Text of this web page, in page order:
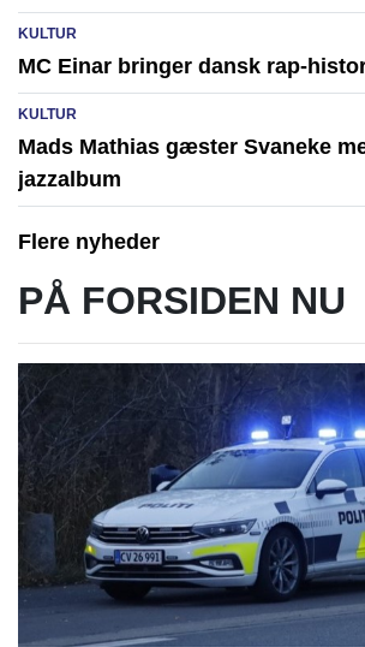
KULTUR
MC Einar bringer dansk rap-
KULTUR
Mads Mathias gæster Svaneke
jazzalbum
Flere nyheder
PÅ FORSIDEN NU